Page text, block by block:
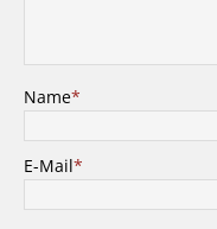
Name*
E-Mail*